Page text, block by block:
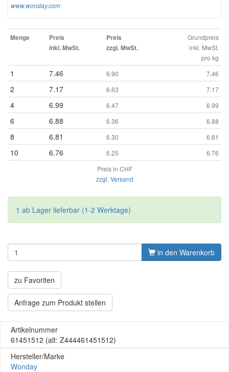
www.wonday.com
Menge
Preis
inkl. MwSt.
Preis
zzgl. MwSt.
Grundpreis
inkl. MwSt.
pro kg
1 7.46 6.90 7.46
2 7.17 6.63 7.17
4 6.99 6.47 6.99
6 6.88 6.36 6.88
8 6.81 6.30 6.81
10 6.76 6.25
6.76
Preis in CHF
zzgl. Versand
1 ab Lager lieferbar (1-2 Werktage)
in den Warenkorb
zu Favoriten
Anfrage zum Produkt stellen
Artikelnummer
61451512 (alt: Z444461451512)
Hersteller/Marke
Wonday